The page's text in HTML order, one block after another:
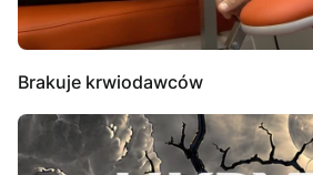
Brakuje krwiodawców